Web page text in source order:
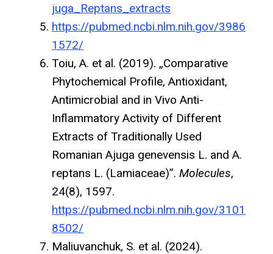
juga_Reptans_extracts
https://pubmed.ncbi.nlm.nih.gov/3986
1572/
Toiu, A. et al. (2019). „Comparative
Phytochemical Profile, Antioxidant,
Antimicrobial and in Vivo Anti-
Inflammatory Activity of Different
Extracts of Traditionally Used
Romanian Ajuga genevensis L. and A.
reptans L. (Lamiaceae)”. Molecules,
24(8), 1597.
https://pubmed.ncbi.nlm.nih.gov/3101
8502/
Maliuvanchuk, S. et al. (2024).